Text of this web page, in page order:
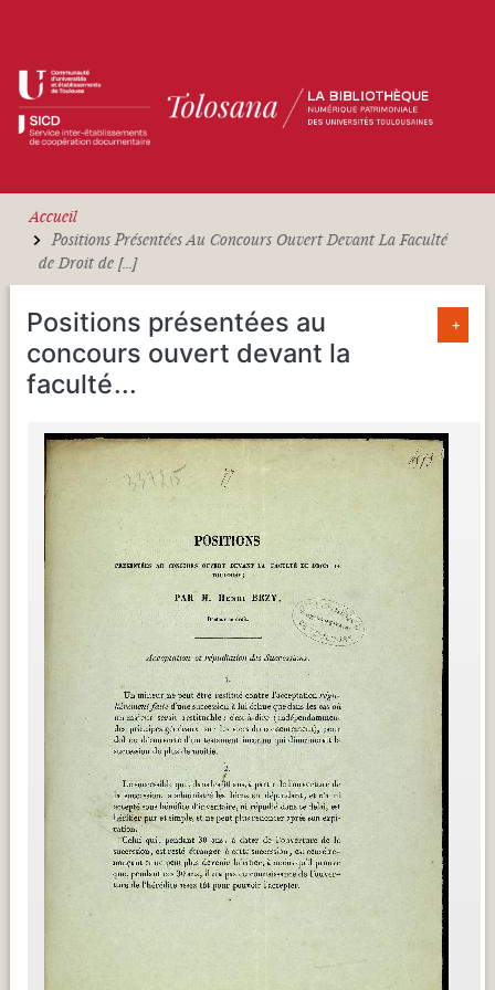
Accueil
Positions Présentées Au Concours Ouvert Devant La Faculté
de Droit de [...]
Positions présentées au
concours ouvert devant la
faculté...
+